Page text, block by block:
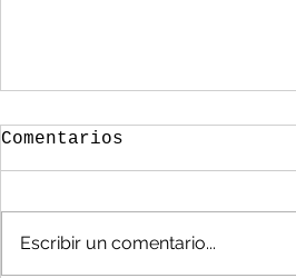
Comentarios
Escribir un comentario...